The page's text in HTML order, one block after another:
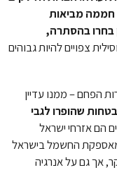
חממה מביאות
בחרו בהסתרה,
צפויים להיות גבוהים
הפחם – ממנו עדיין
שהופרו לגבי
הם אזרחי ישראל
הן חברות הגז. איך זה קרה? 40% מאספקת החשמל בישראל
אך גם על אנרגיה